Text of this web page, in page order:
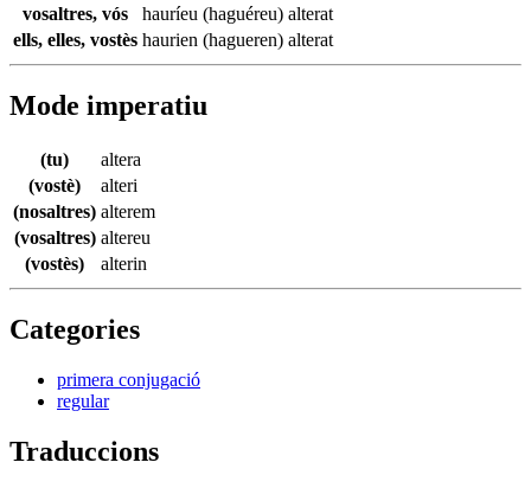
vosaltres, vós
hauríeu (haguéreu) alterat
ells, elles, vostès haurien (hagueren) alterat
Mode imperatiu
(tu)
altera
(vostè)
alteri
(nosaltres) alterem
(vosaltres) altereu
(vostès)
alterin
Categories
primera conjugació
regular
Traduccions